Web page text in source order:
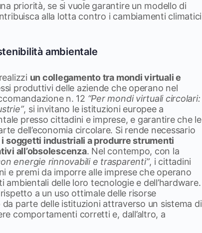
priorità, se si vuole garantire un modello di
alla lotta contro i cambiamenti climatici
ambientale
un collegamento tra mondi virtuali e
produttivi delle aziende che operano nel
n. 12 “Per mondi virtuali circolari:
, si invitano le istituzioni europee a
presso cittadini e imprese, e garantire che le
dell’economia circolare. Si rende necessario
soggetti industriali a produrre strumenti
all’obsolescenza. Nel contempo, con la
energie rinnovabili e trasparenti”, i cittadini
e premi da imporre alle imprese che operano
delle loro tecnologie e dell’hardware.
a un uso ottimale delle risorse
parte delle istituzioni attraverso un sistema di
comportamenti corretti e, dall’altro, a